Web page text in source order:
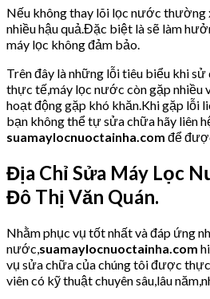
Nếu không thay lõi lọc nước thường
nhiều hậu quả.Đặc biệt là sẽ làm
máy lọc không đảm bảo.
Trên đây là những lỗi tiêu biểu khi
thực tế,máy lọc nước còn gặp nhiều
hoạt động gặp khó khăn.Khi gặp lỗi
bạn không thể tự sửa chữa hãy liên
suamaylocnuoctainha.com để
Địa Chỉ Sửa Máy Lọc
Đô Thị Văn Quán.
Nhằm phục vụ tốt nhất và đáp ứng
nước, suamaylocnuoctainha.com
vụ sửa chữa của chúng tôi được
viên có kỹ thuật chuyên sâu,lâu